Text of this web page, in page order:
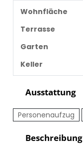
Beschreibung
Wohnfläche
Terrasse
Garten
Keller
Ausstattung
Personenaufzug